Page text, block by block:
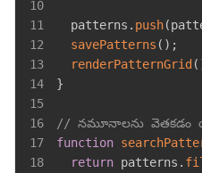
10
11
  patterns
. push(
12
savePatterns ( ) ;
13
renderPatternGrid (
14
}
15
16
// నమూనాలను
17
function
18
return patterns .